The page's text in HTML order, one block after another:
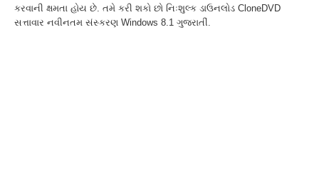
કરવાની ક્ષમતા હોય છે. તમે કરી શકો છો નિઃશુલ્ક ડાઉનલોડ CloneDVD
સત્તાવાર નવીનતમ સંસ્કરણ Windows 8.1 ગુજરાતીં.